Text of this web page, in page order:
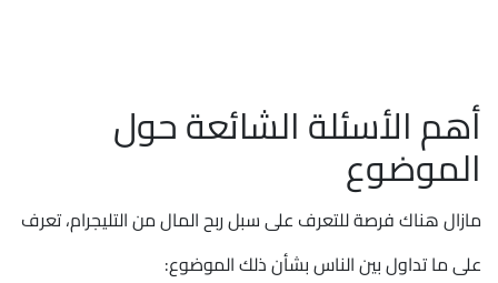
أهم الأسئلة الشائعة حول
الموضوع
مازال هناك فرصة للتعرف على سبل ربح المال من التليجرام، تعرف
على ما تداول بين الناس بشأن ذلك الموضوع: